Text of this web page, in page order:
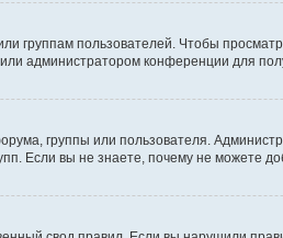
группам пользователей. Чтобы
администратором конференции для
группы или пользователя.
Если вы не знаете, почему не можете